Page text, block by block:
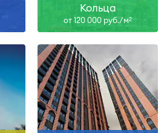
Кольца
от 120 000 руб./м2